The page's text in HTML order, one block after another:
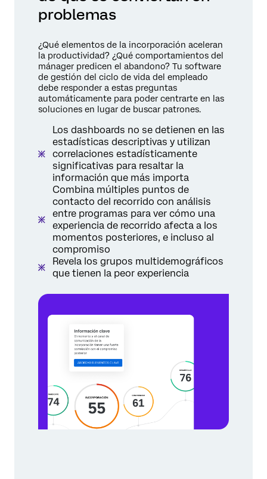
problemas
¿Qué elementos de la incorporación aceleran
la productividad? ¿Qué comportamientos del
mánager predicen el abandono? Tu software
de gestión del ciclo de vida del empleado
debe responder a estas preguntas
automáticamente para poder centrarte en las
soluciones en lugar de buscar patrones.
Los dashboards no se detienen en las
estadísticas descriptivas y utilizan
correlaciones estadísticamente
significativas para resaltar la
información que más importa
Combina múltiples puntos de
contacto del recorrido con análisis
entre programas para ver cómo una
experiencia de recorrido afecta a los
momentos posteriores, e incluso al
compromiso
Revela los grupos multidemográficos
que tienen la peor experiencia